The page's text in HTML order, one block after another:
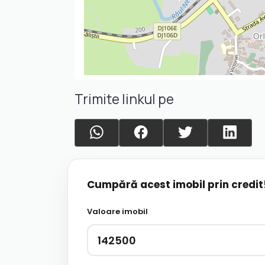
Trimite linkul pe
Cumpără acest imobil prin
Valoare imobil